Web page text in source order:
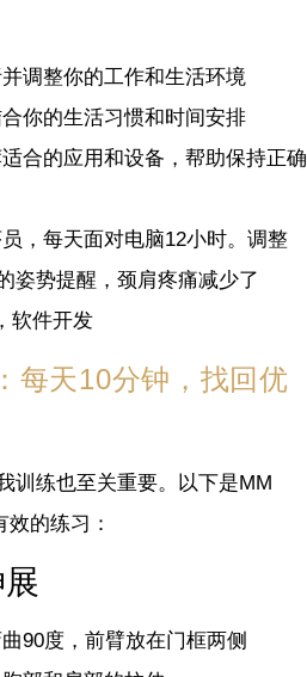
调整你的工作和生活环境
合你的生活习惯和时间安排
适合的应用和设备，帮助保持正确
，每天面对电脑12小时。调整
姿势提醒，颈肩疼痛减少了
软件开发
每天10分钟，找回优
训练也至关重要。以下是MM
的练习：
90度，前臂放在门框两侧